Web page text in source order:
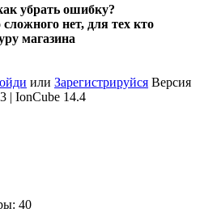
убрать ошибку?
нет, для тех кто
магазина
или Зарегистрируйся Версия
| IonCube 14.4
40